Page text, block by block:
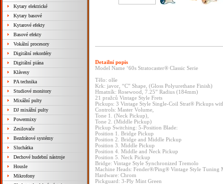
Kytary elektrické
Kytary basové
Kytarové efekty
Basové efekty
Vokální procesory
Digitální rekordéry
Digitální piána
Klávesy
PA technika
Studiové monitory
Mixážní pulty
DJ mixážní pulty
Powermixy
Zesilovače
Bezdrátové systémy
Sluchátka
Dechové hudební nástroje
Housle
Mikrofony
Detailní popis
Model Name ‘60s Stratocaster® Classic Serie
Tělo: olše
Krk: javor, “C” Shape, (Gloss Polyurethane Finish)
Hmatník: Rosewood, 7.25” Radius (184mm)
21 pražců Vintage Style Frets
Pickups: 3 Vintage Style Single-Coil Strat® Pickups
Controls: Master Volume,
Tone 1. (Neck Pickup),
Tone 2. (Middle Pickup)
Pickup Switching: 5-Position Blade:
Position 1. Bridge Pickup
Position 2. Bridge and Middle Pickup
Position 3. Middle Pickup
Position 4. Middle and Neck Pickup
Position 5. Neck Pickup
Bridge: Vintage Style Synchronized Tremolo
Machine Heads: Fender®/Ping® Vintage Style Tuning
Hardware: Chrom
Pickguard: 3-Ply Mint Green